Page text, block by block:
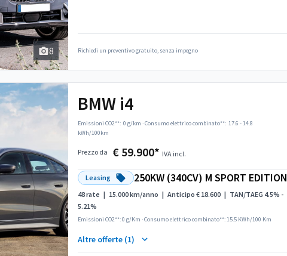
8 Richiedi un preventivo gratuito, senza impegno
BMW i4
Emissioni CO2**: 0 g/km ·Consumo elettrico combinato**: 17.6 - 14.8
kWh/100km
Prezzo da € 59.900* IVA incl.
Leasing 250KW (340CV) M SPORT EDITION
48 rate | 15.000 km/anno | Anticipo € 18.600 | TAN/TAEG 4.5% -
5.21%
Emissioni CO2**: 0 g/Km ·Consumo elettrico combinato**: 15.5 KWh/100 Km
Altre offerte (1)